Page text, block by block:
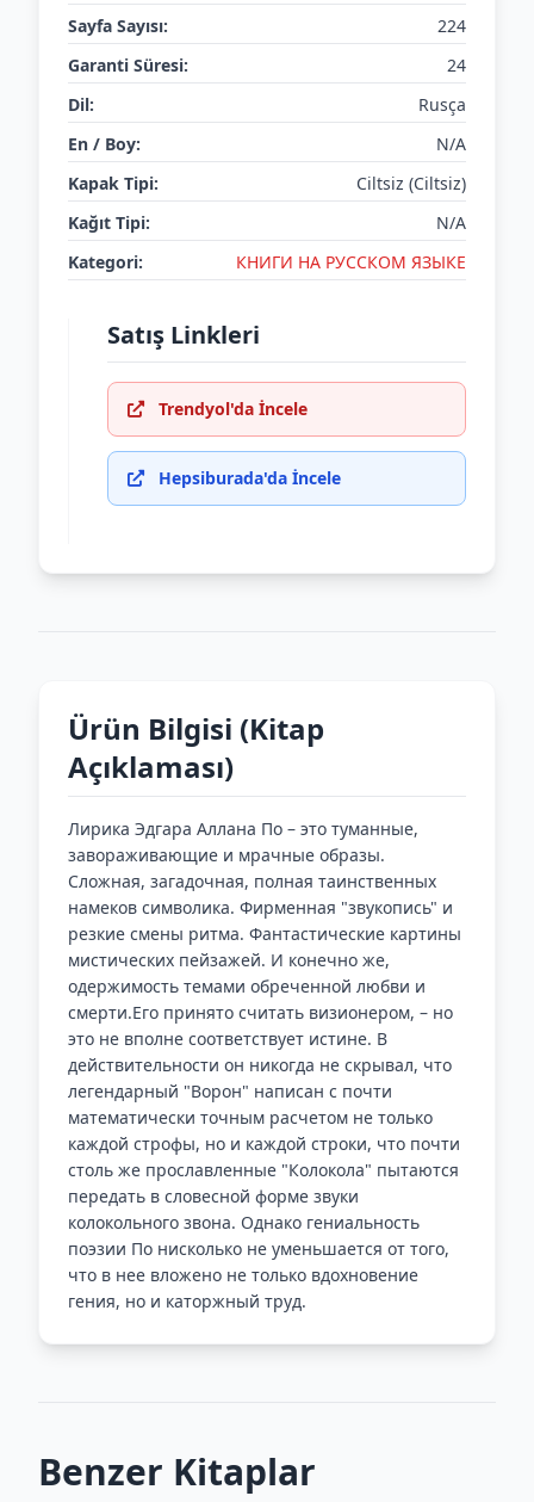
Sayfa Sayısı:
224
Garanti Süresi:
24
Dil:
Rusça
En / Boy:
N/A
Kapak Tipi:
Ciltsiz (Ciltsiz)
Kağıt Tipi:
N/A
Kategori:
КНИГИ НА РУССКОМ ЯЗЫКЕ
Satış Linkleri
Trendyol'da İncele
Hepsiburada'da İncele
Ürün Bilgisi (Kitap
Açıklaması)
Лирика Эдгара Аллана По – это туманные,
завораживающие и мрачные образы.
Сложная, загадочная, полная таинственных
намеков символика. Фирменная "звукопись" и
резкие смены ритма. Фантастические картины
мистических пейзажей. И конечно же,
одержимость темами обреченной любви и
смерти.Его принято считать визионером, – но
это не вполне соответствует истине. В
действительности он никогда не скрывал, что
легендарный "Ворон" написан с почти
математически точным расчетом не только
каждой строфы, но и каждой строки, что почти
столь же прославленные "Колокола" пытаются
передать в словесной форме звуки
колокольного звона. Однако гениальность
поэзии По нисколько не уменьшается от того,
что в нее вложено не только вдохновение
гения, но и каторжный труд.
Benzer Kitaplar